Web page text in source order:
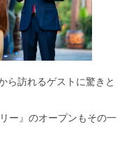
ら訪れるゲストに驚きと
ー』のオープンもその一